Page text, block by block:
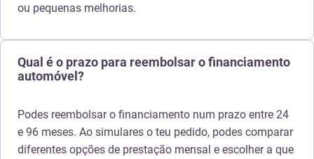
ou pequenas melhorias.
Qual é o prazo para reembolsar o financiamento
automóvel?
Podes reembolsar o financiamento num prazo entre 24
e 96 meses. Ao simulares o teu pedido, podes comparar
diferentes opções de prestação mensal e escolher a que